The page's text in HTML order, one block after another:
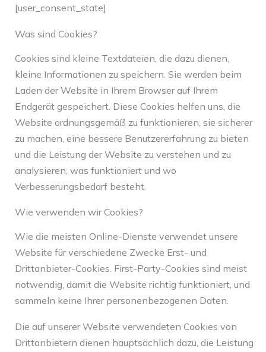
[user_consent_state]
Was sind Cookies?
Cookies sind kleine Textdateien, die dazu dienen,
kleine Informationen zu speichern. Sie werden beim
Laden der Website in Ihrem Browser auf Ihrem
Endgerät gespeichert. Diese Cookies helfen uns, die
Website ordnungsgemäß zu funktionieren, sie sicherer
zu machen, eine bessere Benutzererfahrung zu bieten
und die Leistung der Website zu verstehen und zu
analysieren, was funktioniert und wo
Verbesserungsbedarf besteht.
Wie verwenden wir Cookies?
Wie die meisten Online-Dienste verwendet unsere
Website für verschiedene Zwecke Erst- und
Drittanbieter-Cookies. First-Party-Cookies sind meist
notwendig, damit die Website richtig funktioniert, und
sammeln keine Ihrer personenbezogenen Daten.
Die auf unserer Website verwendeten Cookies von
Drittanbietern dienen hauptsächlich dazu, die Leistung